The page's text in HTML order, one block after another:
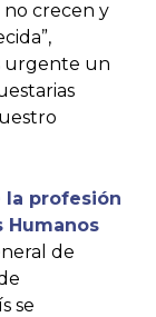
crecen y
urgente un
la profesión
Humanos
de
se